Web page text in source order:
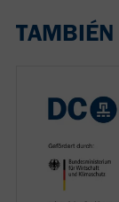
TAMBIÉN